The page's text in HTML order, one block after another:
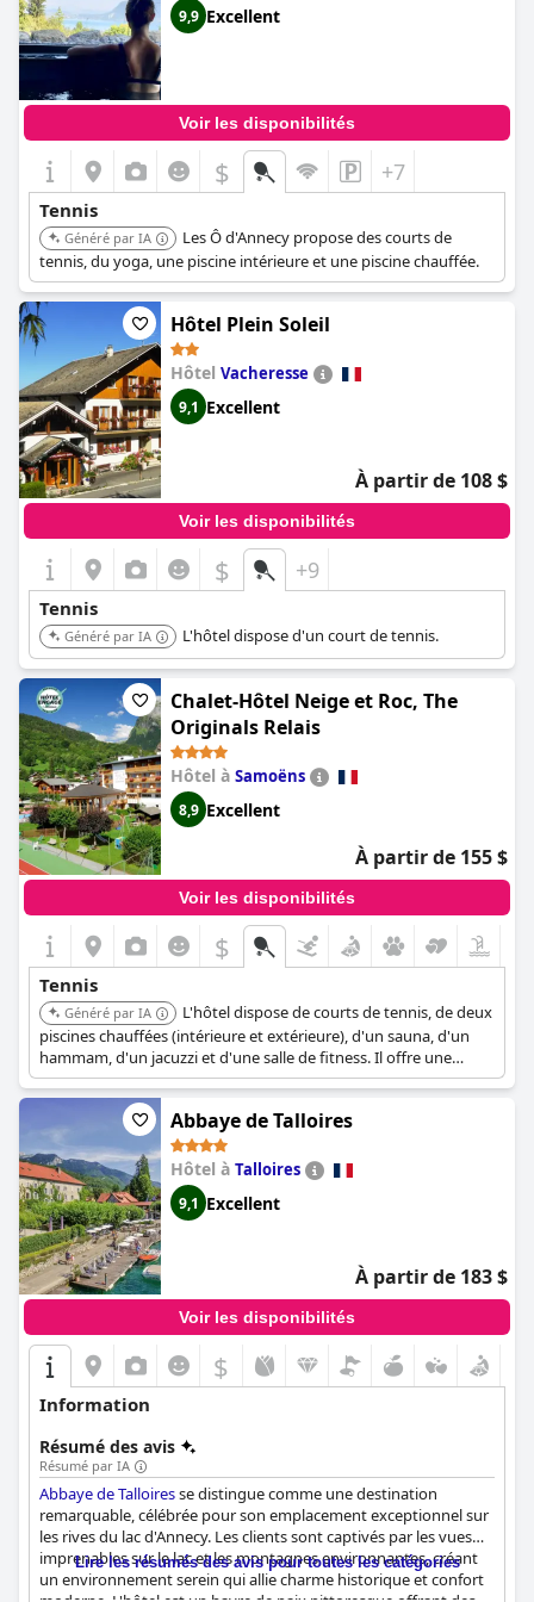
9,9 Excellent
Voir les disponibilités
$ +7
Tennis
Généré par IA
Les Ô d'Annecy propose des courts de
tennis, du yoga, une piscine intérieure et une piscine chauffée.
Hôtel Plein Soleil
Hôtel Vacheresse
9,1 Excellent
À partir de 108 $
Voir les disponibilités
$ +9
Tennis
Généré par IA L'hôtel dispose d'un court de tennis.
Chalet-Hôtel Neige et Roc, The
Originals Relais
Hôtel à Samoëns
8,9 Excellent
À partir de 155 $
Voir les disponibilités
$
Tennis
Généré par IA
L'hôtel dispose de courts de tennis, de deux
piscines chauffées (intérieure et extérieure), d'un sauna, d'un
hammam, d'un jacuzzi et d'une salle de fitness. Il offre une
expérience complète avec des installations sportives et de
relaxation.
Abbaye de Talloires
Hôtel à Talloires
9,1 Excellent
À partir de 183 $
Voir les disponibilités
$
Information
Résumé des avis
Résumé par IA
Abbaye de Talloiresse distingue comme une destination
remarquable, célébrée pour son emplacement exceptionnel sur
les rives du lac d'Annecy. Les clients sont captivés par les vues
imprenables sur le lac et les montagnes environnantes, créant
un environnement serein qui allie charme historique et confort
Lire les résumés des avis pour toutes les catégories